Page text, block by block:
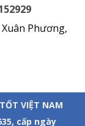
Phương,
VIỆT NAM
cấp ngày